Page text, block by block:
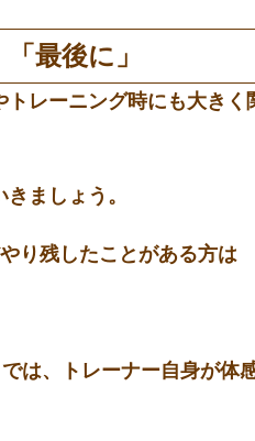
「最後に」
レーニング時にも大き
ましょう。
り残したことがある方は
、トレーナー自身が体